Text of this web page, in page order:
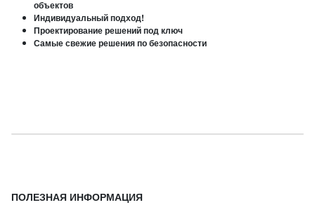
объектов
Индивидуальный подход!
Проектирование решений под ключ
Самые свежие решения по безопасности
ПОЛЕЗНАЯ ИНФОРМАЦИЯ